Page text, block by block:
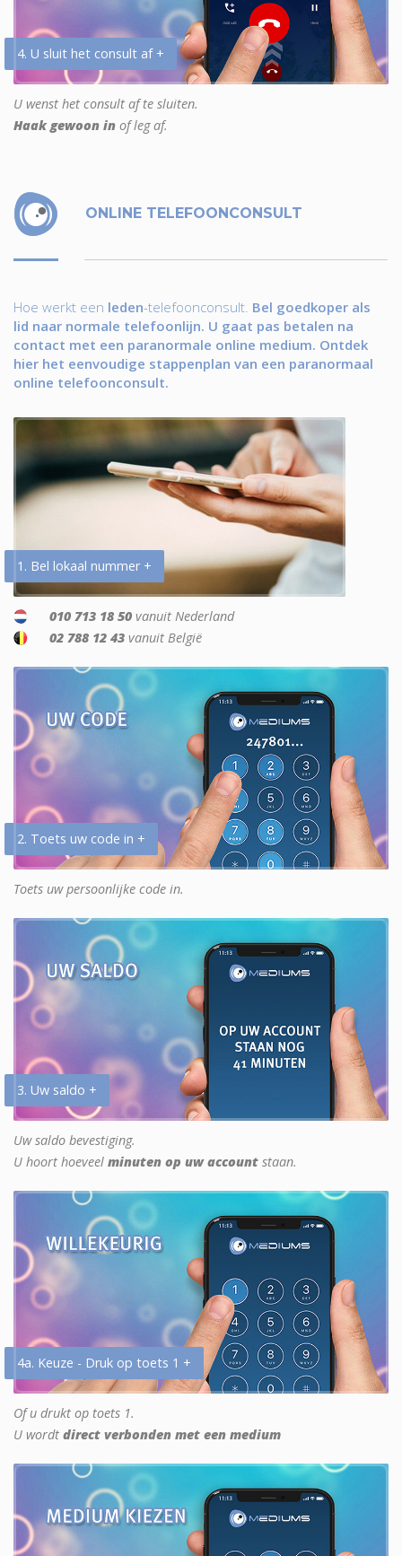
4. U sluit het consult af +
U wenst het consult af te sluiten.
Haak gewoon in of leg af.
ONLINE TELEFOONCONSULT
Hoe werkt een leden-telefoonconsult. Bel goedkoper als
lid naar normale telefoonlijn. U gaat pas betalen na
contact met een paranormale online medium. Ontdek
hier het eenvoudige stappenplan van een paranormaal
online telefoonconsult.
1. Bel lokaal nummer +
010 713 18 50 vanuit Nederland
02 788 12 43 vanuit België
2. Toets uw code in +
Toets uw persoonlijke code in.
3. Uw saldo +
Uw saldo bevestiging.
U hoort hoeveel minuten op uw account staan.
4a. Keuze - Druk op toets 1 +
Of u drukt op toets 1.
U wordt direct verbonden met een medium